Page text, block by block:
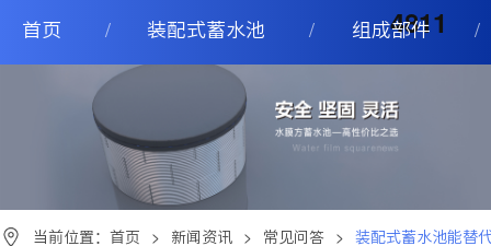
4811
首页 装配式蓄水池 组成部件
当前位置： 首页 > 新闻资讯 > 常见问答 > 装配式蓄水池能替